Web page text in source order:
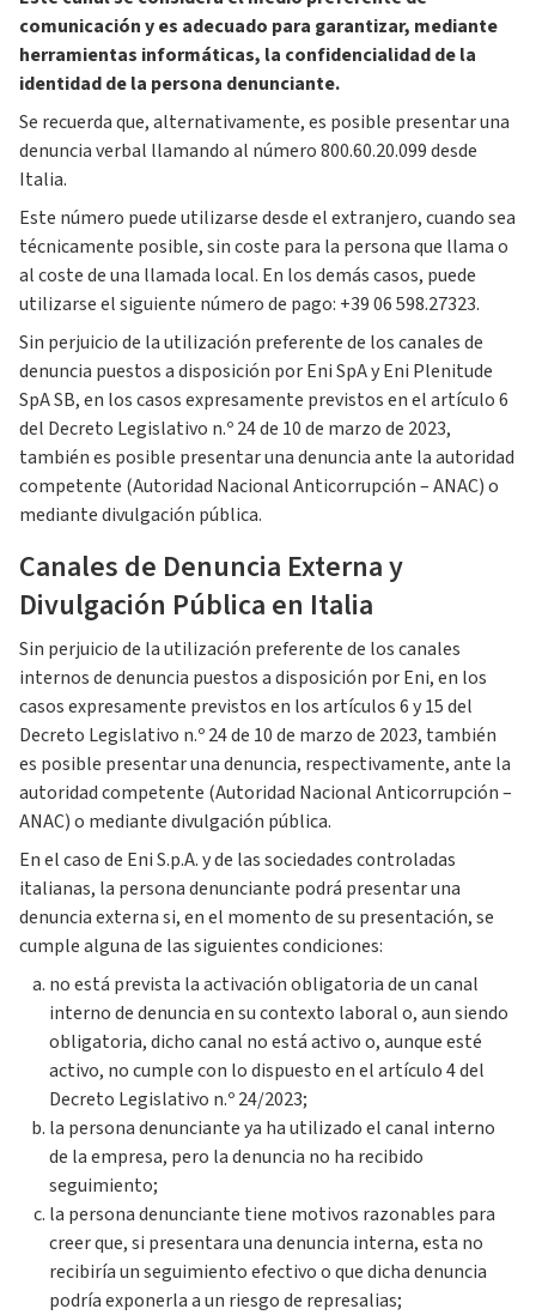
comunicación y es adecuado para garantizar, mediante
herramientas informáticas, la confidencialidad de la
identidad de la persona denunciante.
Se recuerda que, alternativamente, es posible presentar una
denuncia verbal llamando al número 800.60.20.099 desde
Italia.
Este número puede utilizarse desde el extranjero, cuando sea
técnicamente posible, sin coste para la persona que llama o
al coste de una llamada local. En los demás casos, puede
utilizarse el siguiente número de pago: +39 06 598.27323.
Sin perjuicio de la utilización preferente de los canales de
denuncia puestos a disposición por Eni SpA y Eni Plenitude
SpA SB, en los casos expresamente previstos en el artículo 6
del Decreto Legislativo n.º 24 de 10 de marzo de 2023,
también es posible presentar una denuncia ante la autoridad
competente (Autoridad Nacional Anticorrupción – ANAC) o
mediante divulgación pública.
Canales de Denuncia Externa y
Divulgación Pública en Italia
Sin perjuicio de la utilización preferente de los canales
internos de denuncia puestos a disposición por Eni, en los
casos expresamente previstos en los artículos 6 y 15 del
Decreto Legislativo n.º 24 de 10 de marzo de 2023, también
es posible presentar una denuncia, respectivamente, ante la
autoridad competente (Autoridad Nacional Anticorrupción –
ANAC) o mediante divulgación pública.
En el caso de Eni S.p.A. y de las sociedades controladas
italianas, la persona denunciante podrá presentar una
denuncia externa si, en el momento de su presentación, se
cumple alguna de las siguientes condiciones:
no está prevista la activación obligatoria de un canal
interno de denuncia en su contexto laboral o, aun siendo
obligatoria, dicho canal no está activo o, aunque esté
activo, no cumple con lo dispuesto en el artículo 4 del
Decreto Legislativo n.º 24/2023;
la persona denunciante ya ha utilizado el canal interno
de la empresa, pero la denuncia no ha recibido
seguimiento;
la persona denunciante tiene motivos razonables para
creer que, si presentara una denuncia interna, esta no
recibiría un seguimiento efectivo o que dicha denuncia
podría exponerla a un riesgo de represalias;